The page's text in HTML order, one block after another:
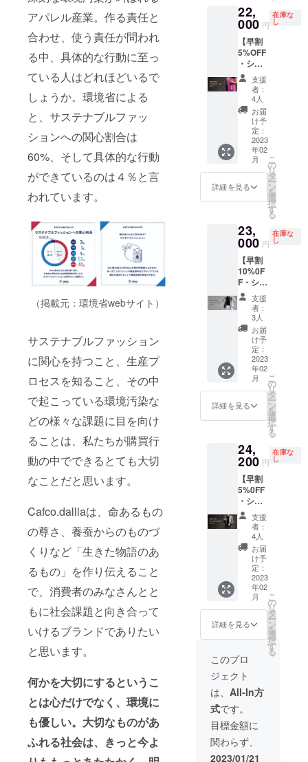
アパレル産業。作る責任と
合わせ、使う責任が問われ
る中、具体的な行動に至っ
ている人はどれほどいるで
しょうか。環境省による
と、サステナブルファッ
ションへの関心割合は
60%、そして具体的な行動
ができているのは４％と言
われています。
（掲載元：環境省webサイト）
サステナブルファッション
に関心を持つこと、生産プ
ロセスを知ること、その中
で起こっている環境汚染な
どの様々な課題に目を向け
ることは、私たちが購買行
動の中でできるとても大切
なことだと思います。
Cafco.dalllaは、命あるもの
の尊さ、養蚕からのものづ
くりなど「生きた物語のあ
るもの」を作り伝えること
で、消費者のみなさんとと
もに社会課題と向き合って
いけるブランドでありたい
と思います。
何かを大切にするというこ
とは心だけでなく、環境に
も優しい。 大切なものがあ
ふれる社会は、きっと今よ
m LINE
アカウ
ント
ID：
@886x
vnlf
予定し
ていま
す。 ・
掲載期
間は
2023年
3月〜
2024年
4月を予
定して
おりま
す。 ・
会社名
とご担
を備考
欄にご
ださ
い。ま
た、取
材希望
日
（2023
年1月中
旬〜２
月中
旬）を
お知ら
せくだ
さい。
（後日
メール
もしく
はLINE
にてお
知らせ
いても
かまい
ませ
ん） ・
会社
名、ロ
ゴデー
タ
（JPG
もしく
はPNG
デー
タ）、
HPや
SNSの
URL
を、下
記メー
ルアド
レスも
しくは
公式ラ
インに
てお送
りくだ
さい。
メール
アドレ
イズ：
全長
10cm（
くるみ
ボタン
部分直
径約
2cm）
素材：
シル
ク、ピ
アス…
サージ
カルス
テンレ
ヤリン
グ…
リー
（金属
アレル
ギー対
応） 生
産国：
日本
■ シル
クの特
摩擦・
こすれ
による
毛羽立
ちが発
生する
ことが
ありま
す。
ク100%
（緯糸
黒に豊
田シル
クを使
用）、
内側牛
革 生産
国：日
本 ■モ
ニター
の都合
上、掲
載写真
と実際
の色が
異なる
■ シル
クの特
摩擦・
こすれ
による
毛羽立
ちが発
生する
ことが
ありま
す。
く。ス
トール
のよう
にふわ
りとあ
たたか
い。シ
ルクの
良さを
集め
た、リ
ボンタ
イ。ス
カーフ
よりも
厚くは
りもあ
柔らか
い風合
いが特
徴で
す。 糸
一本一
本が主
役と
なって
柄をな
す織柄
にこだ
わり、
プリン
トでは
出せな
い深み
ノトー
ンのリ
ブルデ
ザイン
は、ど
のよう
なコー
ディ
ネート
でも合
わせや
すく、
リボン
結び、
イ結び
など結
様々に
ます。
サイ
152cm
×約
10cm
（白×黒
のリ
22,
000 円
在庫な
し
【早割
5%OFF
・シル
クリボ
ンタ
イ】 ス
カーフ
のよう
に纏い
やす
く、ネ
クタイ
のよう
に
キュッ
とかっ
く。ス
トール
のよう
にふわ
りとあ
たたか
い。シ
ルクの
良さを
集め
た、リ
ボンタ
イ。ス
カーフ
よりも
厚くは
りもあ
柔らか
い風合
いが特
徴で
す。 糸
一本一
本が主
役と
なって
柄をな
す織柄
にこだ
わり、
プリン
トでは
出せな
い深み
た。モ
ンのリ
バーシ
ブルデ
ザイン
は、ど
のよう
なコー
ディ
支援
者：
4人
お届
け予
定：
2023
年02
月
詳細を見る
こ
の
リ
タ
ー
ン
を
選
択
す
る
23,
000 円
在庫な
し
【早割
10%0F
F・シル
クス
トー
ル】 ユ
ニセッ
クスで
お使い
いただ
けるシ
ルクス
トー
ル。ネ
クタイ
生地と
使用で
きる織
り密度
で製織
してい
るの
で、ス
カーフ
よりも
しっか
りとし
た厚
み・は
りがあ
りま
す。保
温性に
の良さ
を生か
した、
シルク
100%の
ぜいた
くなス
トール
です。
縫製は
支援
者：
3人
お届
け予
定：
2023
年02
月
詳細を見る
こ
の
リ
タ
ー
ン
を
選
択
す
る
24,
200 円
在庫な
し
【早割
5%0FF
・シル
クス
トー
ル】 ユ
ニセッ
クスで
お使い
いただ
けるシ
ルクス
トー
ル。ネ
クタイ
生地と
しても
使用で
きる織
り密度
で製織
してい
るの
で、ス
カーフ
よりも
支援
者：
4人
お届
け予
定：
2023
年02
月
詳細を見る
こ
の
リ
タ
ー
ン
を
選
択
す
る
このプロ
ジェクト
は、 All-In方
式です。
目標金額に
関わらず、
2023/01/21